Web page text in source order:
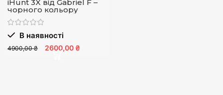
iHunt 3X від Gabriel F –
чорного кольору
В наявності
4900,00 ₴ 2600,00 ₴